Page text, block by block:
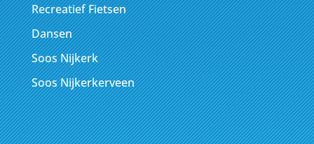
Recreatief Fietsen
Dansen
Soos Nijkerk
Soos Nijkerkerveen